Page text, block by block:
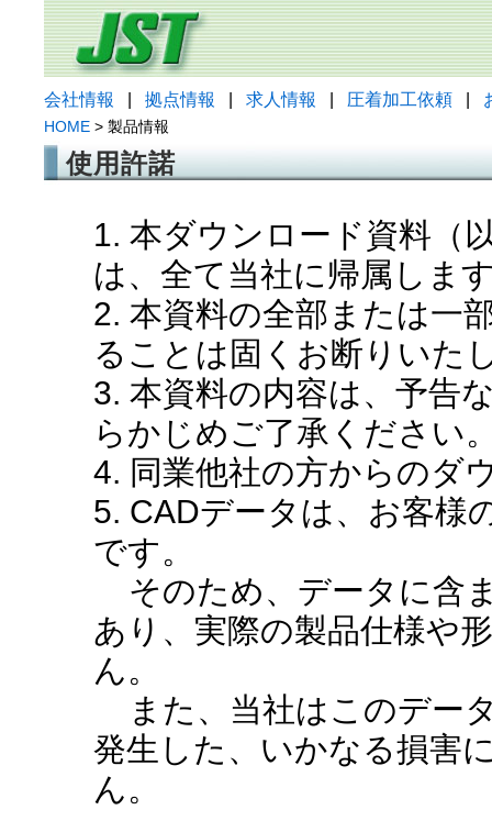
会社情報 拠点情報 求人情報 圧着加工依頼
HOME > 製品情報
使用許諾
1. 本ダウンロード資料（
は、全て当社に帰属しま
2. 本資料の全部または一
ることは固くお断りいた
3. 本資料の内容は、予告
らかじめご了承ください
4. 同業他社の方からのダ
5. CADデータは、お客様
です。
そのため、データに含
あり、実際の製品仕様や
ん。
また、当社はこのデー
発生した、いかなる損害
ん。